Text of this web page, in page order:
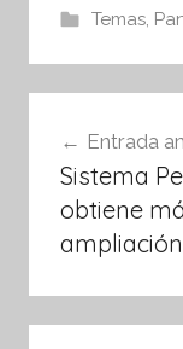
e
b
o
o
k
Temas,
de
entradas
Entrada
Sistema
obtiene